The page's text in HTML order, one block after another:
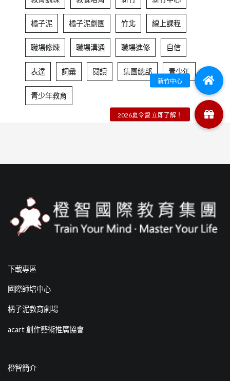
橘子泥 橘子泥劇團 竹北 線上課程
職場修煉 職場溝通 職場進修 自信
表達 詞彙 閱讀 集團總部 青少年
青少年教育
下載專區
國際師培中心
橘子泥教育劇場
acart 創作藝術推廣協會
橙智簡介